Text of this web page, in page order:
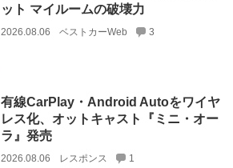
ット マイルームの破壊力
2026.08.06 ベストカーWeb 3
有線CarPlay・Android Autoをワイヤ
レス化、オットキャスト『ミニ・オー
ラ』発売
2026.08.06 レスポンス 1